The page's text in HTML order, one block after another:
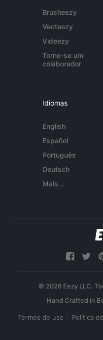
Brusheezy
Vecteezy
Videezy
Torne-se um
colaborador
Idiomas
English
Español
Português
Deutsch
Mais...
© 2026 Eezy LLC.
Termos de uso Política